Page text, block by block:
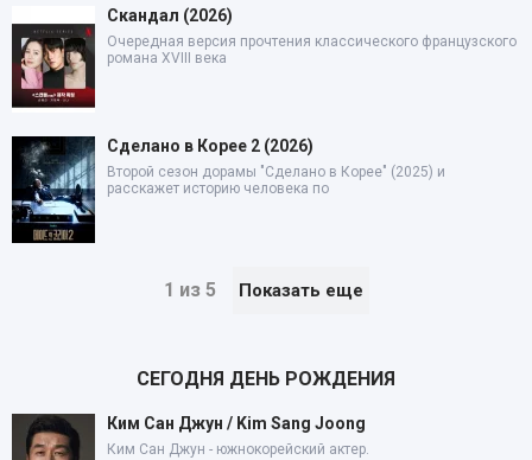
Скандал (2026)
Очередная версия прочтения классического французского
романа XVIII века
Сделано в Корее 2 (2026)
Второй сезон дорамы "Сделано в Корее" (2025) и
расскажет историю человека по
1 из 5 Показать еще
СЕГОДНЯ ДЕНЬ РОЖДЕНИЯ
Ким Сан Джун / Kim Sang Joong
Ким Сан Джун - южнокорейский актер.